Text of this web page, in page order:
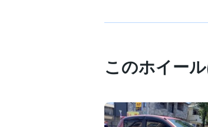
このホイー